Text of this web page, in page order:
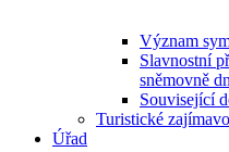
Význam
Slavnostní
sněmovně
Související
Turistické
Úřad